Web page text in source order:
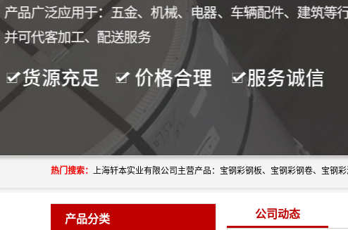
热门搜索：
产品分类 公司动态